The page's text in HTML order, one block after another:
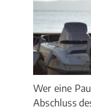
Wer eine
Abschluss